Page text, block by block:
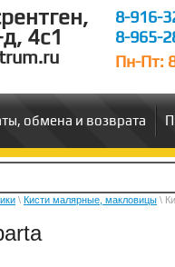
4c1
8-916-
8-965-
Пн-Пт:
обмена и возврата
\ Кисти малярные, макловицы \